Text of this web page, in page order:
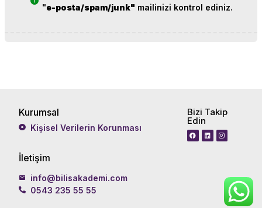
"e-posta/spam/junk" mailinizi kontrol ediniz.
Kurumsal
Kişisel Verilerin Korunması
Bizi Takip
Edin
İletişim
info@bilisakademi.com
0543 235 55 55